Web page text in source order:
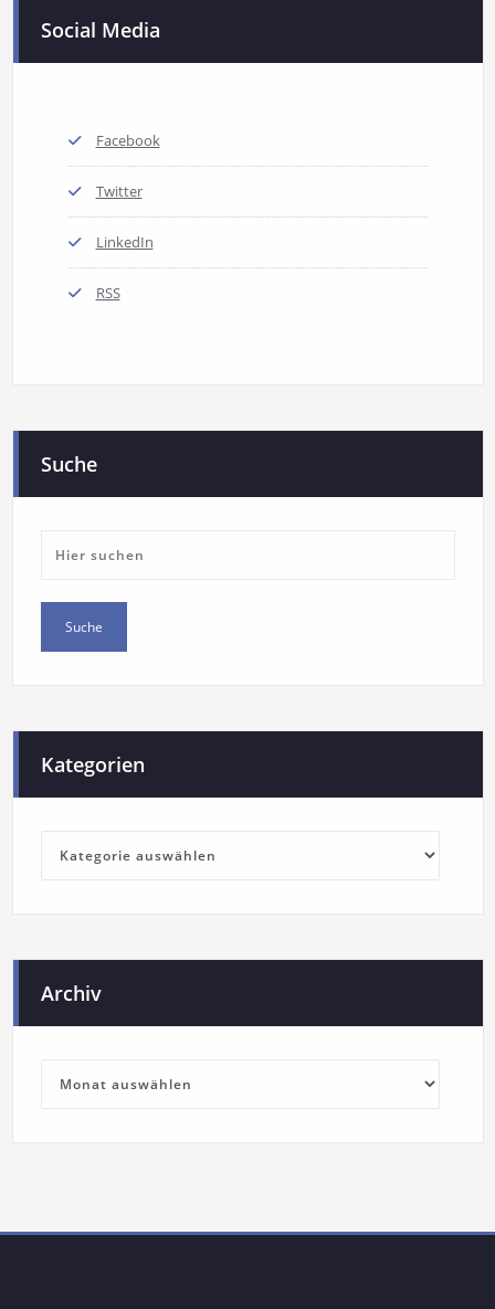
Social Media
Facebook
Twitter
LinkedIn
RSS
Suche
Kategorien
Archiv